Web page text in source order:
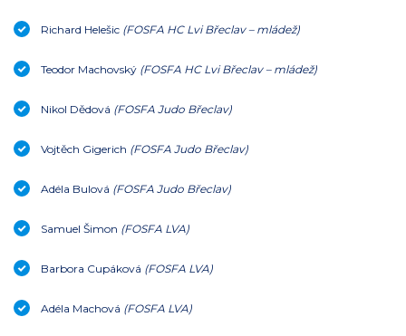
Richard Helešic (FOSFA HC Lvi Břeclav – mládež)
Teodor Machovský (FOSFA HC Lvi Břeclav – mládež)
Nikol Dědová (FOSFA Judo Břeclav)
Vojtěch Gigerich (FOSFA Judo Břeclav)
Adéla Bulová (FOSFA Judo Břeclav)
Samuel Šimon (FOSFA LVA)
Barbora Cupáková (FOSFA LVA)
Adéla Machová (FOSFA LVA)